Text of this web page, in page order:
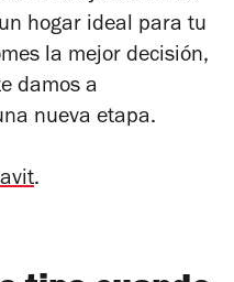
hogar ideal para tu
la mejor decisión,
damos a
nueva etapa.
.